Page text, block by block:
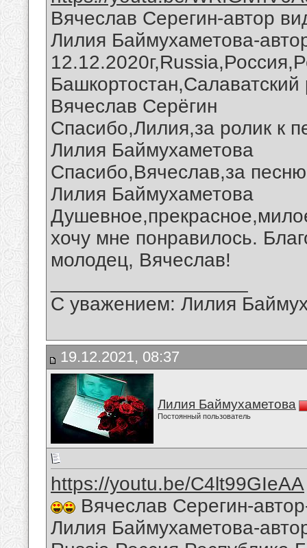
Вячеслав Серегин-автор
Лилия Баймухаметова-
Вячеслав Серёгин
Спасибо,Лилия,за ролик к
Лилия Баймухаметова
Спасибо,Вячеслав,за
Лилия Баймухаметова
хочу мне понравилось.
молодец, Вячеслав!
С уважением: Лилия
19.12.2021, 08:37
Лилия Баймухаметова
Постоянный пользователь
https://youtu.be/C4lt99GIeAA
Вячеслав Серегин-
Лилия Баймухаметова-